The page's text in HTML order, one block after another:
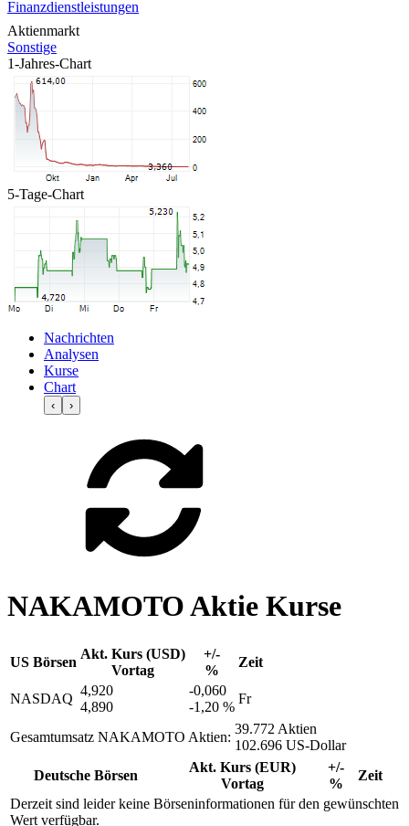
Finanzdienstleistungen
Aktienmarkt
Sonstige
1-Jahres-Chart
5-Tage-Chart
Nachrichten
Analysen
Kurse
Chart
‹ ›
NAKAMOTO Aktie Kurse
US Börsen
Akt. Kurs (USD)
Vortag
+/-
%
Zeit
NASDAQ
4,920
4,890
-0,060
-1,20 %
Fr
Gesamtumsatz NAKAMOTO Aktien:
39.772 Aktien
102.696 US-Dollar
Deutsche Börsen
Akt. Kurs (EUR)
Vortag
+/-
%
Zeit
Derzeit sind leider keine Börseninformationen für den gewünschten
Wert verfügbar.